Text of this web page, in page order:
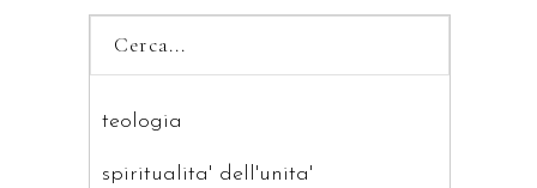
teologia
spiritualita' dell'unita'